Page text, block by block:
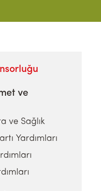
ve
ve Sağlık
Yardımları